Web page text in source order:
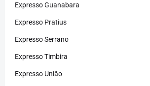
Expresso Guanabara
Expresso Pratius
Expresso Serrano
Expresso Timbira
Expresso União